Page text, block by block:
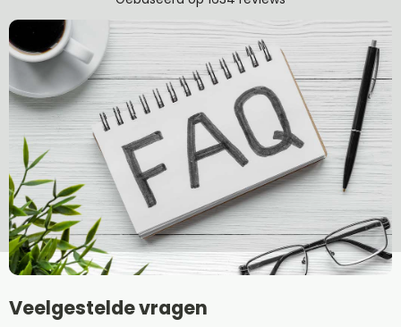
Veelgestelde vragen